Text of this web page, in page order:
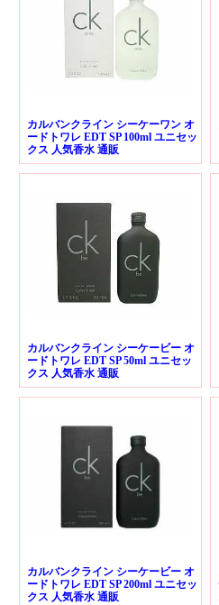
カルバンクライン シーケーワン オ
ードトワレ EDT SP 100ml ユニセッ
クス 人気香水 通販
カルバンクライン シーケービー オ
ードトワレ EDT SP 50ml ユニセッ
クス 人気香水 通販
カルバンクライン シーケービー オ
ードトワレ EDT SP 200ml ユニセッ
クス 人気香水 通販